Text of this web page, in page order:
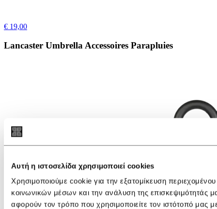
Αυτή η ιστοσελίδα χρησιμοποιεί cookies
Χρησιμοποιούμε cookie για την εξατομίκευση
κοινωνικών μέσων και την ανάλυση της επισκεψιμότητάς
αφορούν τον τρόπο που χρησιμοποιείτε τον ιστότοπό μας
€ 19,00
Lancaster Umbrella Accessoires Parapluies